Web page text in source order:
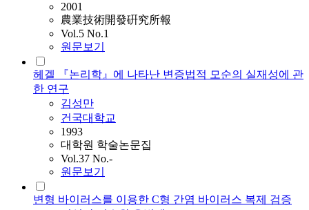
2001
農業技術開發硏究所報
Vol.5 No.1
원문보기
헤겔 『논리학』에 나타난 변증법적 모순의 실재성에 관
한 연구
김성만
건국대학교
1993
대학원 학술논문집
Vol.37 No.-
원문보기
변형 바이러스를 이용한 C형 간염 바이러스 복제 검증